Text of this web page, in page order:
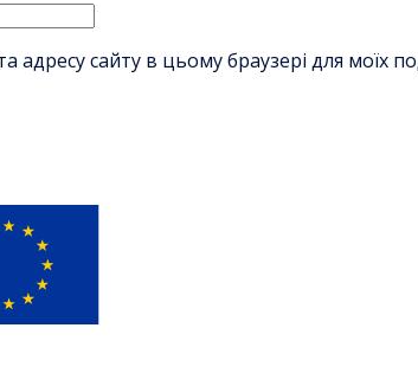
адресу сайту в цьому браузері для моїх